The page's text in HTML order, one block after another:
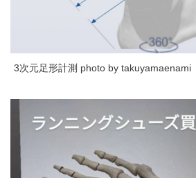
3次元足形計測 photo by takuyamaenami